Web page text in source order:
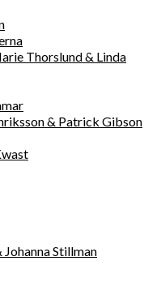
Thorslund & Linda
& Patrick Gibson
Stillman